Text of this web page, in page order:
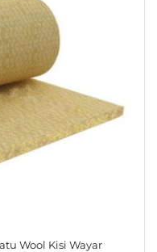
Wool Kisi Wayar